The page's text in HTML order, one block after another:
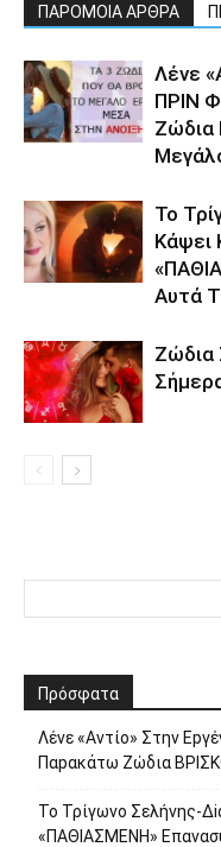
ΠΑΡΟΜΟΙΑ ΑΡΘΡΑ
Λέvε
ΠΡΙΝ
Ζώδια
To
Kάψει
Aυτά
Ζώδια
Πρόσφατα
Λέvε «Αvτίο» Στην
Παpακάτω Ζώδια
To Τρίγωvο Σελήvης-
«ΠΑΘΙΑΣMEΝΗ»